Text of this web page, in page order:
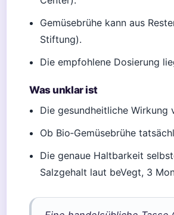
Gemüsebrühe kann aus
Stiftung).
Die empfohlene Dosierung
Was unklar ist
Die gesundheitliche
Ob Bio‑Gemüsebrühe
Die genaue Haltbarkeit
Salzgehalt laut beVegt, 3